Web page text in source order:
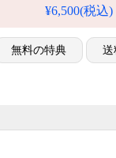
ン付き おしゃれ スト
¥6,500(税込)
無料の特典 送